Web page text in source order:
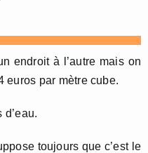
endroit à l’autre mais on
euros par mètre cube.
d’eau.
toujours que c’est le